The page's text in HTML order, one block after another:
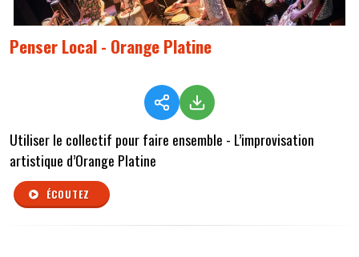
Penser Local - Orange Platine
Utiliser le collectif pour faire ensemble - L’improvisation
artistique d’Orange Platine
ÉCOUTEZ